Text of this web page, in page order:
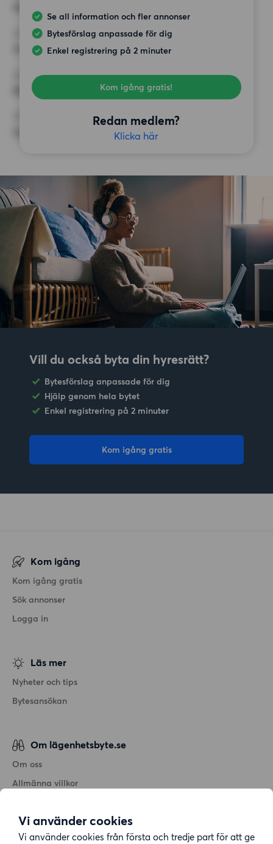
Vi använder cookies
Vi använder cookies från första och tredje part för att ge
Se all information och fler annonser
Bytesförslag anpassade för dig
Enkel registrering på 2 minuter
Kom igång gratis!
Redan medlem?
Klicka här
HÖGSTA HYRA
12 000 kr
Balkong, Hiss
ÖVRIGA PREFERENSER
Inga speciella preferenser
Vill du också byta din hyresrätt?
Bytesförslag anpassade för dig
Hjälp genom hela bytet
Enkel registrering på 2 minuter
Kom igång gratis
Kom igång
Kom igång gratis
Sök annonser
Logga in
Läs mer
Nyheter och tips
Bytesansökan
Om lägenhetsbyte.se
Om oss
Allmänna villkor
Cookiepolicy
Sitemap